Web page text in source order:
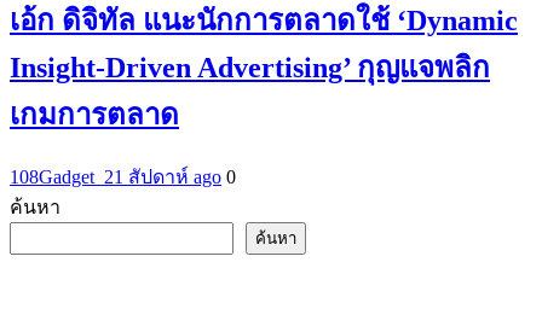
เอ้ก ดิจิทัล แนะนักการตลาดใช้ ‘Dynamic
Insight-Driven Advertising’ กุญแจพลิก
เกมการตลาด
108Gadget_21 สัปดาห์ ago 0
ค้นหา
ค้นหา